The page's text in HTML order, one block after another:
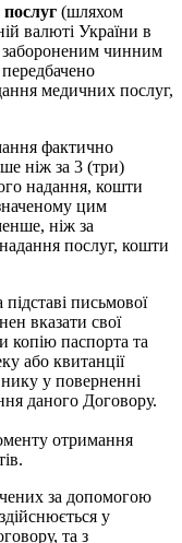
(шляхом
валюті України в
чинним
медичних послуг,
фактично
ніж за 3 (три)
надання, кошти
цим
ніж за
послуг, кошти
письмової
вказати свої
копію паспорта та
або квитанції
у поверненні
даного Договору.
отримання
за допомогою
у
та з